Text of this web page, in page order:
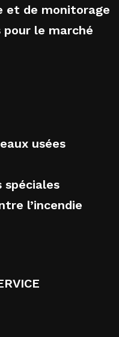
et de monitorage
pour le marché
usées
l’incendie